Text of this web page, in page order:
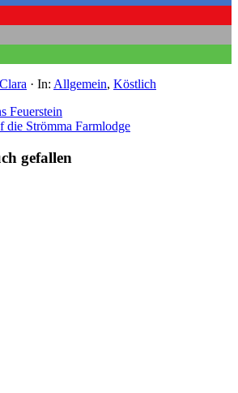
· In: Allgemein, Köstlich
Feuerstein
die Strömma Farmlodge
gefallen